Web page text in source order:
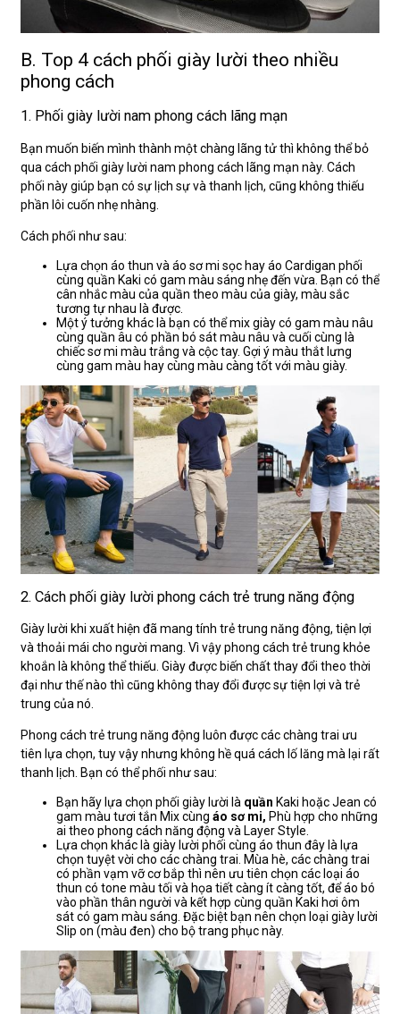
B. Top 4 cách phối giày lười theo nhiều
phong cách
1. Phối giày lười nam phong cách lãng mạn
Bạn muốn biến mình thành một chàng lãng tử thì không thể bỏ
qua cách phối giày lười nam phong cách lãng mạn này. Cách
phối này giúp bạn có sự lịch sự và thanh lịch, cũng không thiếu
phần lôi cuốn nhẹ nhàng.
Cách phối như sau:
Lựa chọn áo thun và áo sơ mi sọc hay áo Cardigan phối
cùng quần Kaki có gam màu sáng nhẹ đến vừa. Bạn có thể
cân nhắc màu của quần theo màu của giày, màu sắc
tương tự nhau là được.
Một ý tưởng khác là bạn có thể mix giày có gam màu nâu
cùng quần âu có phần bó sát màu nâu và cuối cùng là
chiếc sơ mi màu trắng và cộc tay. Gợi ý màu thắt lưng
cùng gam màu hay cùng màu càng tốt với màu giày.
2. Cách phối giày lười phong cách trẻ trung năng động
Giày lười khi xuất hiện đã mang tính trẻ trung năng động, tiện lợi
và thoải mái cho người mang. Vì vậy phong cách trẻ trung khỏe
khoắn là không thể thiếu. Giày được biến chất thay đổi theo thời
đại như thế nào thì cũng không thay đổi được sự tiện lợi và trẻ
trung của nó.
Phong cách trẻ trung năng động luôn được các chàng trai ưu
tiên lựa chọn, tuy vậy nhưng không hề quá cách lố lăng mà lại rất
thanh lịch. Bạn có thể phối như sau:
Bạn hãy lựa chọn phối giày lười là quần Kaki hoặc Jean có
gam màu tươi tắn Mix cùng áo sơ mi, Phù hợp cho những
ai theo phong cách năng động và Layer Style.
Lựa chọn khác là giày lười phối cùng áo thun đây là lựa
chọn tuyệt vời cho các chàng trai. Mùa hè, các chàng trai
có phần vạm vỡ cơ bắp thì nên ưu tiên chọn các loại áo
thun có tone màu tối và họa tiết càng ít càng tốt, để áo bó
vào phần thân người và kết hợp cùng quần Kaki hơi ôm
sát có gam màu sáng. Đặc biệt bạn nên chọn loại giày lười
Slip on (màu đen) cho bộ trang phục này.